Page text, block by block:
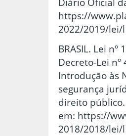
https://
2022/2019/lei/
BRASIL. Lei
Decreto-Lei
Introdução às
segurança
direito
em: https://
2018/2018/lei/